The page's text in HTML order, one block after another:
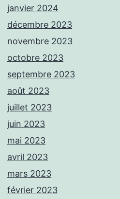
janvier 2024
décembre 2023
novembre 2023
octobre 2023
septembre 2023
août 2023
juillet 2023
juin 2023
mai 2023
avril 2023
mars 2023
février 2023